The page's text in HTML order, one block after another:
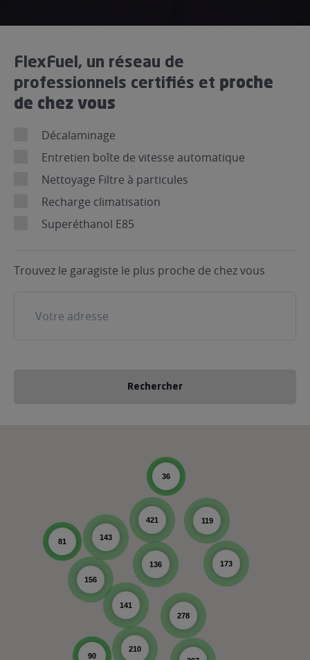
FlexFuel, un réseau de
professionnels certifiés et proche
de chez vous
Décalaminage
Entretien boîte de vitesse automatique
Nettoyage Filtre à particules
Recharge climatisation
Superéthanol E85
Trouvez le garagiste le plus proche de chez vous
Rechercher
81
210
421
90
278
143
173
141
119
156
136
36